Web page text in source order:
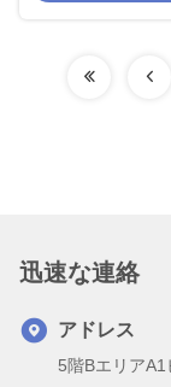
迅速な連絡
アドレス
5階Bエリア